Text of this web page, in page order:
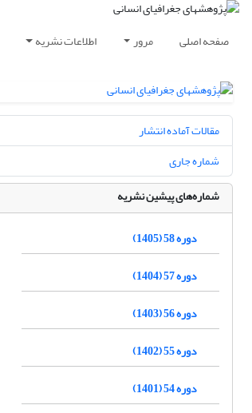
صفحه اصلی مرور اطلاعات نشریه
مقالات آماده انتشار
شماره جاری
شماره‌های پیشین نشریه
دوره 58 (1405)
دوره 57 (1404)
دوره 56 (1403)
دوره 55 (1402)
دوره 54 (1401)